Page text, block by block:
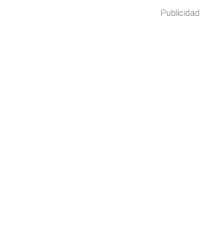
Publicidad